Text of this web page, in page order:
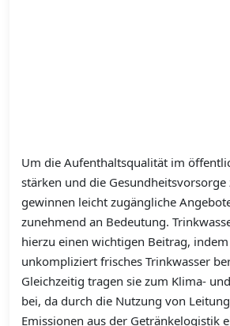
Um die Aufenthaltsqualität im
stärken und die
gewinnen leicht zugängliche
zunehmend an Bedeutung.
hierzu einen wichtigen Beitrag,
unkompliziert frisches Trinkwasser
Gleichzeitig tragen sie zum Klima-
bei, da durch die Nutzung von
Emissionen aus der Getränkelogistik